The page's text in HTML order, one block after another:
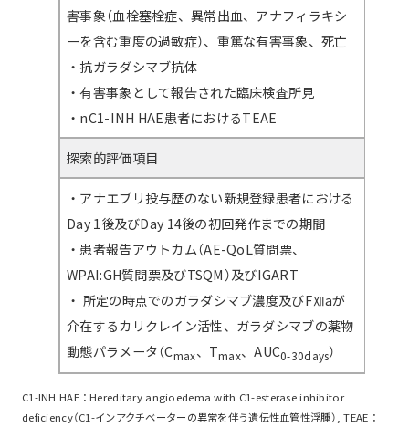
害事象（血栓塞栓症、異常出血、アナフィラキシ
ーを含む重度の過敏症）、重篤な有害事象、死亡
・抗ガラダシマブ抗体
・有害事象として報告された臨床検査所見
・nC1-INH HAE患者におけるTEAE
探索的評価項目
・アナエブリ投与歴のない新規登録患者における
Day 1後及びDay 14後の初回発作までの期間
・患者報告アウトカム（AE-QoL質問票、
WPAI:GH質問票及びTSQM）及びIGART
・ 所定の時点でのガラダシマブ濃度及びFⅫaが
介在するカリクレイン活性、ガラダシマブの薬物
動態パラメータ（Cmax、Tmax、AUC0-30days）
C1-INH HAE：Hereditary angioedema with C1-esterase inhibitor
deficiency（C1-インアクチベーターの異常を伴う遺伝性血管性浮腫）, TEAE：